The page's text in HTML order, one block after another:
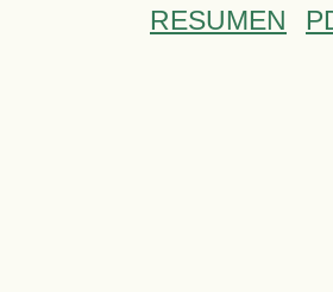
RESUMEN